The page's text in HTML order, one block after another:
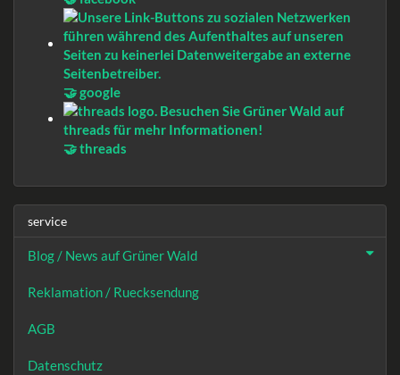
🤝 google
🤝 threads
service
Blog / News auf Grüner Wald
Reklamation / Ruecksendung
AGB
Datenschutz